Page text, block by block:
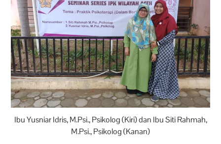
Ibu Yusniar Idris, M.Psi., Psikolog (Kiri) dan Ibu Siti Rahmah,
M.Psi., Psikolog (Kanan)